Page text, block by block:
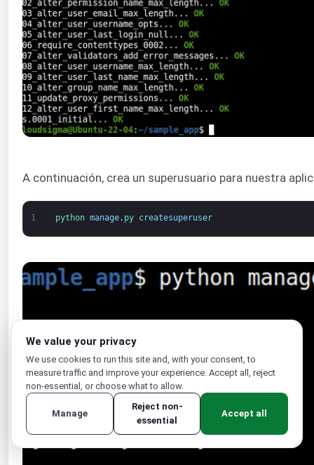
A continuación, crea un superusuario para nuestra
1 python manage. py createsuperuser
We value your privacy
We use cookies to run this site and, with your consent, to
measure traffic and improve your experience. Accept all, reject
non-essential, or choose what to allow.
Manage
Reject non-
essential
Accept all